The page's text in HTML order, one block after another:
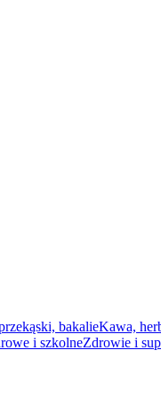
bakalieKawa,
i szkolneZdrowie i